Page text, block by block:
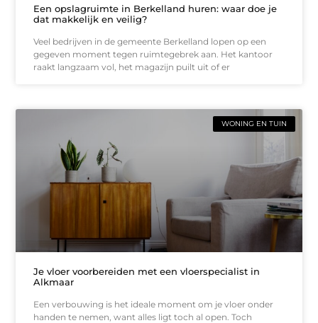
Een opslagruimte in Berkelland huren: waar doe je
dat makkelijk en veilig?
Veel bedrijven in de gemeente Berkelland lopen op een
gegeven moment tegen ruimtegebrek aan. Het kantoor
raakt langzaam vol, het magazijn puilt uit of er
WONING EN TUIN
Je vloer voorbereiden met een vloerspecialist in
Alkmaar
Een verbouwing is het ideale moment om je vloer onder
handen te nemen, want alles ligt toch al open. Toch